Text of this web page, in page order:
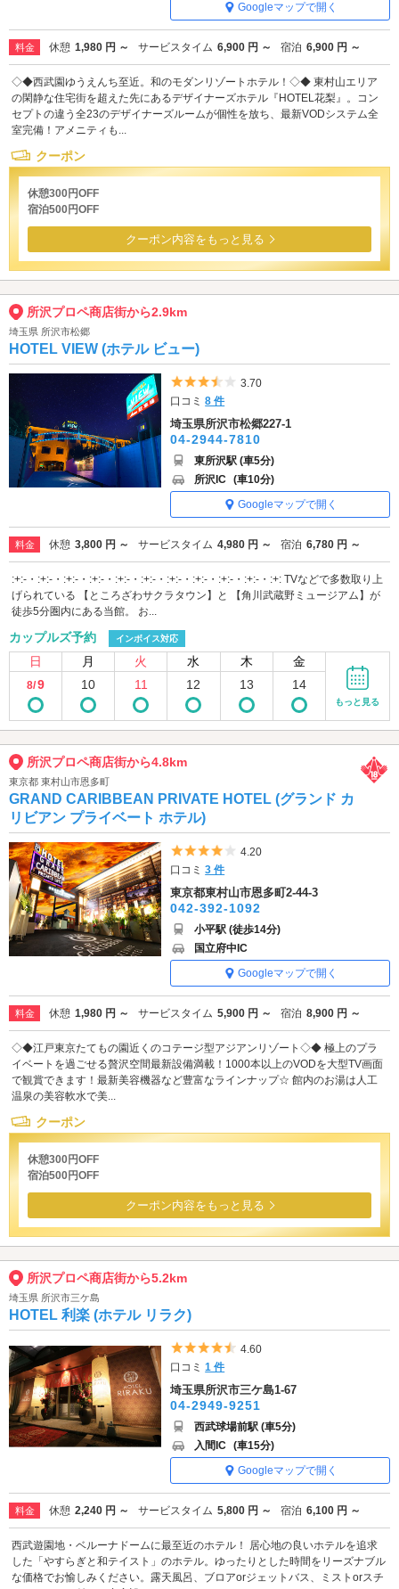
Googleマップで開く
料金 休憩 1,980 円 ～ サービスタイム 6,900 円 ～ 宿泊 6,900 円 ～
◇◆西武園ゆうえんち至近。和のモダンリゾートホテル！◇◆ 東村山エリア
の閑静な住宅街を超えた先にあるデザイナーズホテル『HOTEL花梨』。コン
セプトの違う全23のデザイナーズルームが個性を放ち、最新VODシステム全
室完備！アメニティも...
クーポン
休憩300円OFF
宿泊500円OFF
クーポン内容をもっと見る
所沢プロペ商店街から2.9km
埼玉県 所沢市松郷
HOTEL VIEW (ホテル ビュー)
5つ星のうち3.5
3.70
口コミ8 件
埼玉県所沢市松郷227-1
04-2944-7810
東所沢駅 (車5分)
所沢IC (車10分)
Googleマップで開く
料金 休憩 3,800 円 ～ サービスタイム 4,980 円 ～ 宿泊 6,780 円 ～
:+:-・:+:-・:+:-・:+:-・:+:-・:+:-・:+:-・:+:-・:+:-・:+:-・:+: TVなどで多数取り上
げられている 【ところざわサクラタウン】と 【角川武蔵野ミュージアム】が
徒歩5分圏内にある当館。 お...
カップルズ予約 インボイス対応
日 月 火 水 木 金
8/9 10 11 12 13 14
もっと見る
所沢プロペ商店街から4.8km
東京都 東村山市恩多町
GRAND CARIBBEAN PRIVATE HOTEL (グランド カ
リビアン プライベート ホテル)
5つ星のうち4
4.20
口コミ3 件
東京都東村山市恩多町2-44-3
042-392-1092
小平駅 (徒歩14分)
国立府中IC
Googleマップで開く
料金 休憩 1,980 円 ～ サービスタイム 5,900 円 ～ 宿泊 8,900 円 ～
◇◆江戸東京たてもの園近くのコテージ型アジアンリゾート◇◆ 極上のプラ
イベートを過ごせる贅沢空間最新設備満載！1000本以上のVODを大型TV画面
で観賞できます！最新美容機器など豊富なラインナップ☆ 館内のお湯は人工
温泉の美容軟水で美...
クーポン
休憩300円OFF
宿泊500円OFF
クーポン内容をもっと見る
所沢プロペ商店街から5.2km
埼玉県 所沢市三ケ島
HOTEL 利楽 (ホテル リラク)
5つ星のうち4.5
4.60
口コミ1 件
埼玉県所沢市三ケ島1-67
04-2949-9251
西武球場前駅 (車5分)
入間IC (車15分)
Googleマップで開く
料金 休憩 2,240 円 ～ サービスタイム 5,800 円 ～ 宿泊 6,100 円 ～
西武遊園地・ベルーナドームに最至近のホテル！ 居心地の良いホテルを追求
した「やすらぎと和テイスト」のホテル。ゆったりとした時間をリーズナブル
な価格でお愉しみください。露天風呂、ブロアorジェットバス、ミストorスチ